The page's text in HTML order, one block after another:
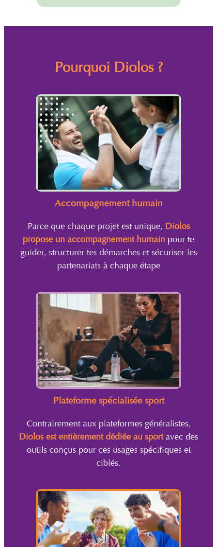
Pourquoi Diolos ?
Accompagnement humain
Parce que chaque projet est unique, Diolos
propose un accompagnement humain pour te
guider, structurer tes démarches et sécuriser les
partenariats à chaque étape
Plateforme spécialisée sport
Contrairement aux plateformes généralistes,
Diolos est entièrement dédiée au sportavec des
outils conçus pour ces usages spécifiques et
ciblés.